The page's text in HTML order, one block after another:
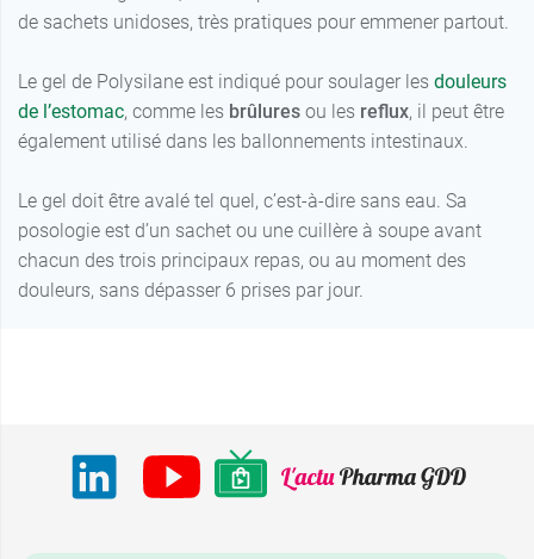
de sachets unidoses, très pratiques pour emmener partout.
Le gel de Polysilane est indiqué pour soulager les douleurs
de l’estomac, comme les brûlures ou les reflux, il peut être
également utilisé dans les ballonnements intestinaux.
Le gel doit être avalé tel quel, c’est-à-dire sans eau. Sa
posologie est d’un sachet ou une cuillère à soupe avant
chacun des trois principaux repas, ou au moment des
douleurs, sans dépasser 6 prises par jour.